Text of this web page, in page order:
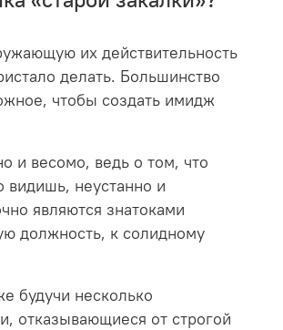
их действительность
делать. Большинство
чтобы создать имидж
и весомо, ведь о том, что
видишь, неустанно и
являются знатоками
должность, к солидному
будучи несколько
отказывающиеся от строгой